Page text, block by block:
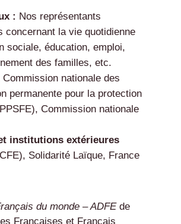
: Nos représentants
concernant la vie quotidienne
sociale, éducation, emploi,
des familles, etc.
Commission nationale des
permanente pour la protection
Commission nationale
institutions extérieures
Solidarité Laïque, France
du monde – ADFEde
Françaises et Français